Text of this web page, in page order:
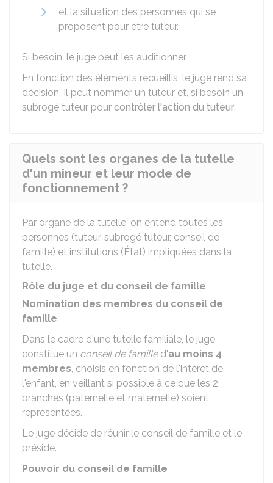
et la situation des personnes qui se
proposent pour être tuteur.
Si besoin, le juge peut les auditionner.
En fonction des éléments recueillis, le juge rend sa
décision. Il peut nommer un tuteur et, si besoin un
subrogé tuteur pour contrôler l'action du tuteur.
Quels sont les organes de la tutelle
d'un mineur et leur mode de
fonctionnement ?
Par organe de la tutelle, on entend toutes les
personnes (tuteur, subrogé tuteur, conseil de
famille) et institutions (État) impliquées dans la
tutelle.
Rôle du juge et du conseil de famille
Nomination des membres du conseil de
famille
Dans le cadre d'une tutelle familiale, le juge
constitue un conseil de familled'au moins 4
membres, choisis en fonction de l'intérêt de
l'enfant, en veillant si possible à ce que les 2
branches (paternelle et maternelle) soient
représentées.
Le juge décide de réunir le conseil de famille et le
préside.
Pouvoir du conseil de famille